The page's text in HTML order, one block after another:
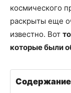
космического
раскрыты еще
известно. Вот
которые были
Содержание